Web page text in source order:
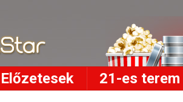
Előzetesek 21-es terem